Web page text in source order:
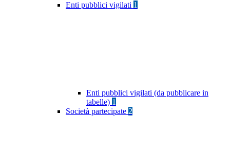
Enti pubblici vigilati 1
Enti pubblici vigilati (da pubblicare in
tabelle) 1
Società partecipate 2